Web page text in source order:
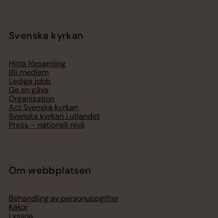
Svenska kyrkan
Hitta församling
Bli medlem
Lediga jobb
Ge en gåva
Organisation
Act Svenska kyrkan
Svenska kyrkan i utlandet
Press – nationell nivå
Om webbplatsen
Behandling av personuppgifter
Kakor